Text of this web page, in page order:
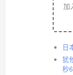
加
日
犹
秒